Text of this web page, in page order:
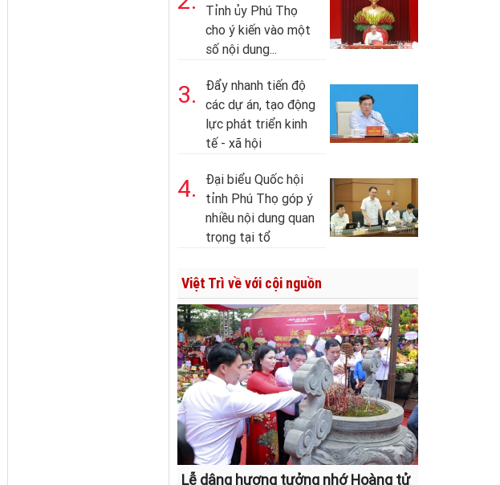
Tỉnh ủy Phú Thọ
cho ý kiến vào một
số nội dung...
3.
Đẩy nhanh tiến độ
các dự án, tạo động
lực phát triển kinh
tế - xã hội
4.
Đại biểu Quốc hội
tỉnh Phú Thọ góp ý
nhiều nội dung quan
trọng tại tổ
Việt Trì về với cội nguồn
Lễ dâng hương tưởng nhớ Hoàng tử